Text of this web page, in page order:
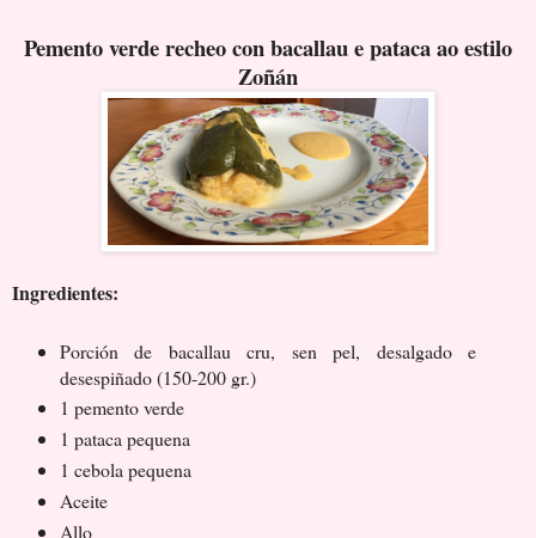
Pemento verde recheo con bacallau e pataca ao estilo
Zoñán
Ingredientes:
Porción de bacallau cru, sen pel, desalgado e
desespiñado (150-200 gr.)
1 pemento verde
1 pataca pequena
1 cebola pequena
Aceite
Allo